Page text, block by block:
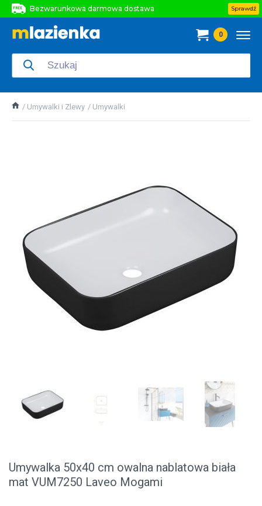
Bezwarunkowa darmowa dostawa
Bezwarunkowa darmowa dostawa
Sprawdź
0
Umywalki i Zlewy Umywalki
Umywalka 50x40 cm owalna nablatowa biała
mat VUM7250 Laveo Mogami